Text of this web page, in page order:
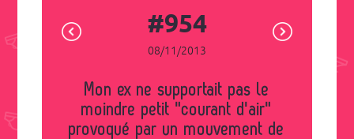
#954
08/11/2013
Mon ex ne supportait pas le
moindre petit "courant d'air"
provoqué par un mouvement de